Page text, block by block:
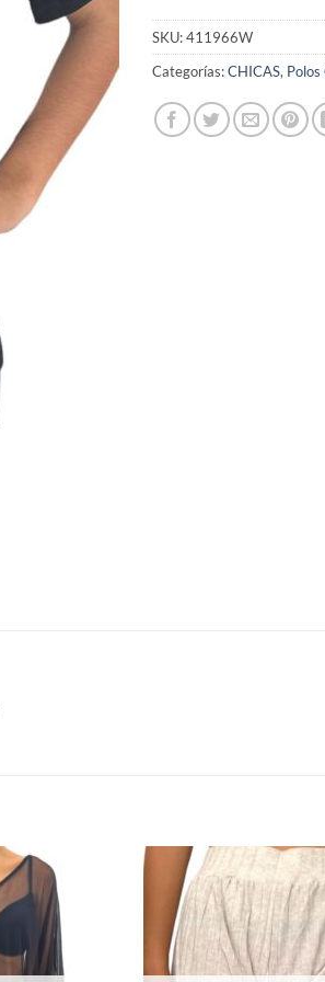
SKU:411966W
Categorías:CHICAS, Polos